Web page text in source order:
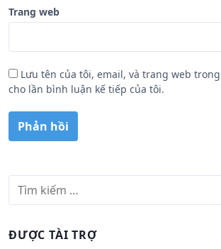
Trang web
Lưu tên của tôi, email, và trang web
cho lần bình luận kế tiếp của tôi.
iĐƯỢC TÀI TRỢ